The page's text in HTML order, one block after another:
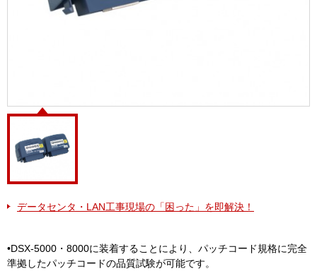
データセンタ・LAN工事現場の「困った」を即解決！
•DSX-5000・8000に装着することにより、パッチコード規格に完全
準拠したパッチコードの品質試験が可能です。